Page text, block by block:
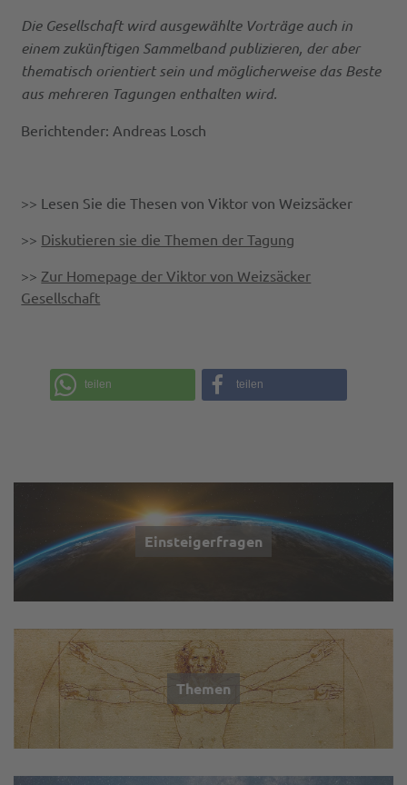
Die Gesellschaft wird ausgewählte Vorträge auch in
einem zukünftigen Sammelband publizieren, der aber
thematisch orientiert sein und möglicherweise das Beste
aus mehreren Tagungen enthalten wird.
Berichtender: Andreas Losch
>> Lesen Sie die Thesen von Viktor von Weizsäcker
>> Diskutieren sie die Themen der Tagung
>> Zur Homepage der Viktor von Weizsäcker
Gesellschaft
teilen teilen
Einsteigerfragen
Themen